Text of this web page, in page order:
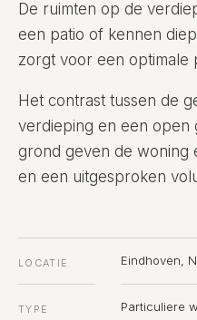
De ruimten op de
een patio of kennen
zorgt voor een optimale
Het contrast tussen de
verdieping en een open
grond geven de woning
en een uitgesproken
LOCATIE Eindhoven,
TYPE Particuliere